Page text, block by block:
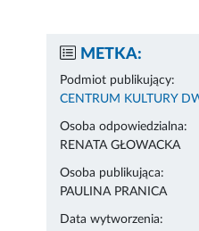
METKA:
Podmiot publikujący:
CENTRUM KULTURY
Osoba odpowiedzialna:
RENATA GŁOWACKA
Osoba publikująca:
PAULINA PRANICA
Data wytworzenia: